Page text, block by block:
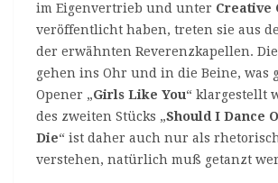
im Eigenvertrieb und unter Creative
veröffentlicht haben, treten sie aus
der erwähnten Reverenzkapellen. Die
gehen ins Ohr und in die Beine, was
Opener „Girls Like You“ klargestellt
des zweiten Stücks „Should I Dance
Die“ ist daher auch nur als
verstehen, natürlich muß getanzt